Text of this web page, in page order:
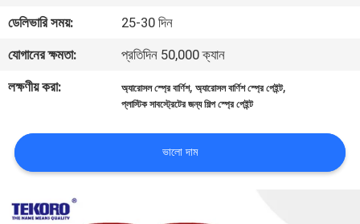
আমাদের
সাথে
যোগাযোগ
খবর
একটি
ডেলিভারি সময়:
25-30 দিন
যোগানের ক্ষমতা:
প্রতিদিন 50,000 ক্যান
লক্ষণীয় করা:
অ্যারোসল স্প্রে বার্ণিশ,অ্যারোসল বার্ণিশ স্প্রে পেইন্ট,
প্লাস্টিক সাবস্ট্রেটের জন্য শিল্প স্প্রে পেইন্ট
ভালো দাম